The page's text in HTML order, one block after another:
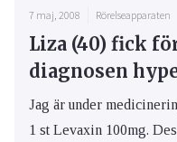
7 maj, 2008 Rörelseapparaten
Liza (40) fick
diagnosen
Jag är under
1 st Levaxin 100mg.